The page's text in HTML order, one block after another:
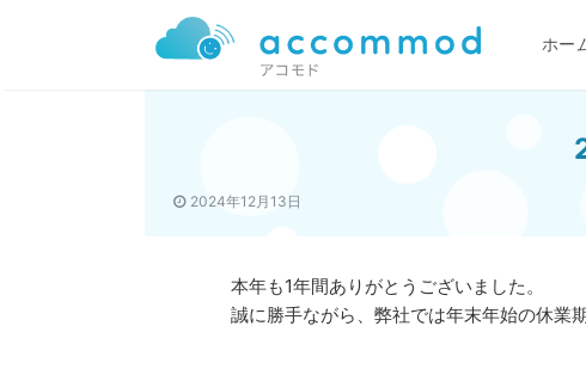
ホー
2024年12月13日
本年も1年間ありがとうございました。
誠に勝手ながら、弊社では年末年始の休業